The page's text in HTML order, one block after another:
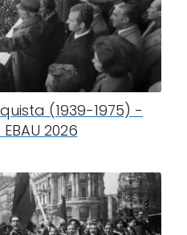
(1939-1975) -
2026